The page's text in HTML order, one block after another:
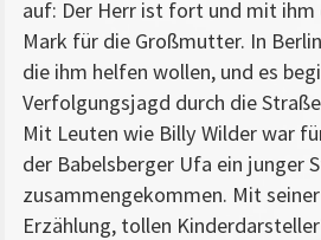
auf: Der Herr ist fort und mit ihm
Mark für die Großmutter. In
die ihm helfen wollen, und es
Verfolgungsjagd durch die
Mit Leuten wie Billy Wilder war
der Babelsberger Ufa ein junger
zusammengekommen. Mit
Erzählung, tollen